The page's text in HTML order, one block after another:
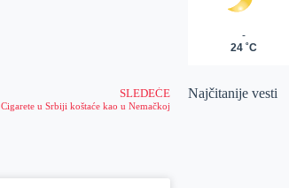
SLEDEĆE
Cigarete u Srbiji koštaće kao u Nemačkoj
Najčitanije vesti